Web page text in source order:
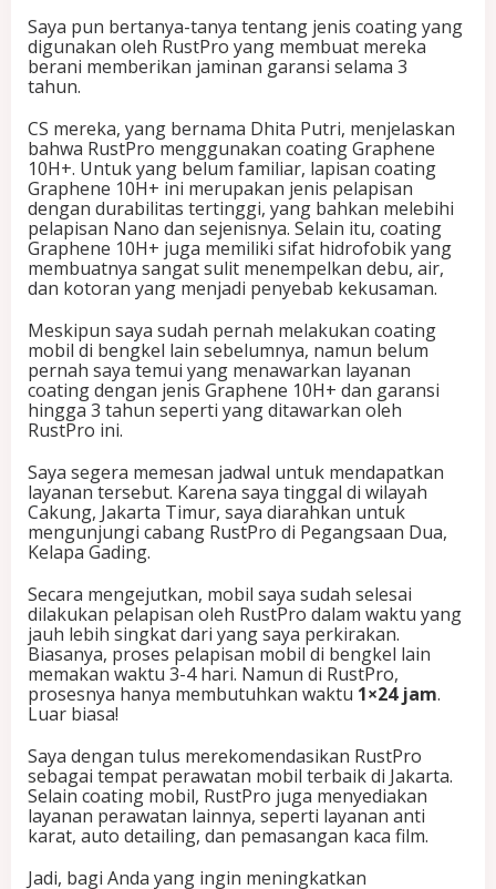
4
J
a
Saya pun bertanya-tanya tentang jenis coating yang
digunakan oleh RustPro yang membuat mereka
berani memberikan jaminan garansi selama 3
tahun.
CS mereka, yang bernama Dhita Putri, menjelaskan
bahwa RustPro menggunakan coating Graphene
10H+. Untuk yang belum familiar, lapisan coating
Graphene 10H+ ini merupakan jenis pelapisan
dengan durabilitas tertinggi, yang bahkan melebihi
pelapisan Nano dan sejenisnya. Selain itu, coating
Graphene 10H+ juga memiliki sifat hidrofobik yang
membuatnya sangat sulit menempelkan debu, air,
dan kotoran yang menjadi penyebab kekusaman.
Meskipun saya sudah pernah melakukan coating
mobil di bengkel lain sebelumnya, namun belum
pernah saya temui yang menawarkan layanan
coating dengan jenis Graphene 10H+ dan garansi
hingga 3 tahun seperti yang ditawarkan oleh
RustPro ini.
Saya segera memesan jadwal untuk mendapatkan
layanan tersebut. Karena saya tinggal di wilayah
Cakung, Jakarta Timur, saya diarahkan untuk
mengunjungi cabang RustPro di Pegangsaan Dua,
Kelapa Gading.
Secara mengejutkan, mobil saya sudah selesai
dilakukan pelapisan oleh RustPro dalam waktu yang
jauh lebih singkat dari yang saya perkirakan.
Biasanya, proses pelapisan mobil di bengkel lain
memakan waktu 3-4 hari. Namun di RustPro,
prosesnya hanya membutuhkan waktu 1×24 jam.
Luar biasa!
Saya dengan tulus merekomendasikan RustPro
sebagai tempat perawatan mobil terbaik di Jakarta.
Selain coating mobil, RustPro juga menyediakan
layanan perawatan lainnya, seperti layanan anti
karat, auto detailing, dan pemasangan kaca film.
Jadi, bagi Anda yang ingin meningkatkan